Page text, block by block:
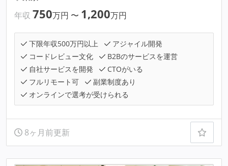
年収 750万円 〜 1,200万円
下限年収500万円以上
アジャイル開発
コードレビュー文化
B2Bのサービスを運営
自社サービスを開発
CTOがいる
フルリモート可
副業制度あり
オンラインで選考が受けられる
8ヶ月前更新